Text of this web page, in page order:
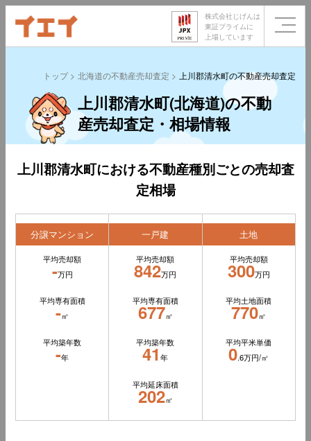
株式会社じげんは
東証プライムに
上場しています
トップ 北海道の不動産売却査定 上川郡清水町の不動産売却査定
上川郡清水町(北海道)の不動
産売却査定・相場情報
上川郡清水町における不動産種別ごとの売却査
定相場
分譲マンション
平均売却額
-万円
平均専有面積
-㎡
平均築年数
-年
一戸建
平均売却額
842万円
平均専有面積
677㎡
平均築年数
41年
平均延床面積
202㎡
土地
平均売却額
300万円
平均土地面積
770㎡
平均平米単価
0.6万円/㎡